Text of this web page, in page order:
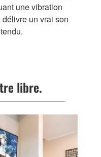
une vibration
un vrai son
libre.